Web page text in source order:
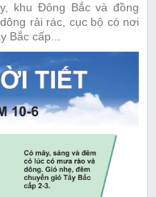
khu Đông Bắc và đồng
rải rác, cục bộ có nơi
Bắc cấp...